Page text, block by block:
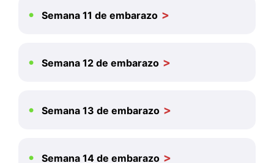
Semana 11 de embarazo
Semana 12 de embarazo
Semana 13 de embarazo
Semana 14 de embarazo